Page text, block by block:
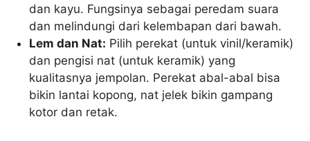
dan kayu. Fungsinya sebagai peredam suara
dan melindungi dari kelembapan dari bawah.
Lem dan Nat: Pilih perekat (untuk vinil/keramik)
dan pengisi nat (untuk keramik) yang
kualitasnya jempolan. Perekat abal-abal bisa
bikin lantai kopong, nat jelek bikin gampang
kotor dan retak.